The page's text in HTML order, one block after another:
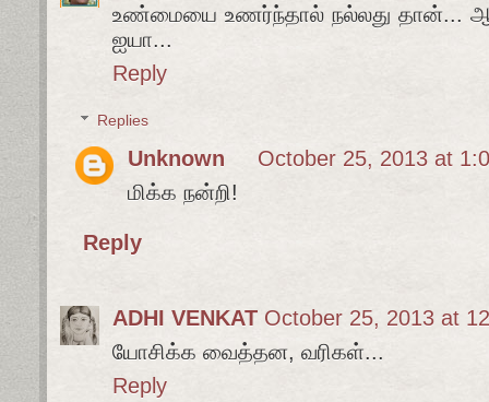
உண்மையை உணர்ந்தால் நல்லது தான்...
ஐயா...
Reply
Replies
Unknown
October 25, 2013 at
மிக்க நன்றி!
Reply
ADHI VENKAT October 25, 2013 at
யோசிக்க வைத்தன, வரிகள்...
Reply